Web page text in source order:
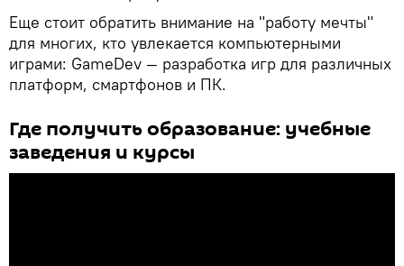
Еще стоит обратить внимание на "работу мечты"
для многих, кто увлекается компьютерными
играми: GameDev — разработка игр для различных
платформ, смартфонов и ПК.
Где получить образование: учебные
заведения и курсы